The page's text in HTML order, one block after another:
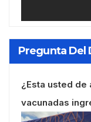
Pregunta Del
¿Esta usted
vacunadas